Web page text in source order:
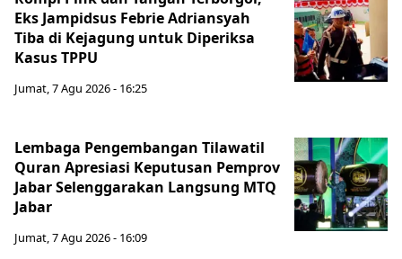
Eks Jampidsus Febrie Adriansyah
Tiba di Kejagung untuk Diperiksa
Kasus TPPU
Jumat, 7 Agu 2026 - 16:25
Lembaga Pengembangan Tilawatil
Quran Apresiasi Keputusan Pemprov
Jabar Selenggarakan Langsung MTQ
Jabar
Jumat, 7 Agu 2026 - 16:09